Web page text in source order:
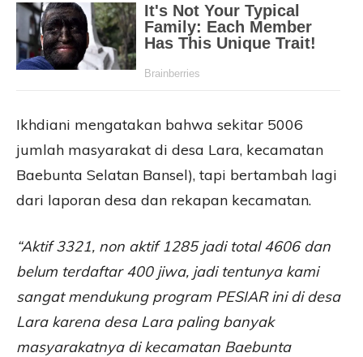
Ikhdiani mengatakan bahwa sekitar 5006
jumlah masyarakat di desa Lara, kecamatan
Baebunta Selatan Bansel), tapi bertambah lagi
dari laporan desa dan rekapan kecamatan.
“Aktif 3321, non aktif 1285 jadi total 4606 dan
belum terdaftar 400 jiwa, jadi tentunya kami
sangat mendukung program PESIAR ini di desa
Lara karena desa Lara paling banyak
masyarakatnya di kecamatan Baebunta